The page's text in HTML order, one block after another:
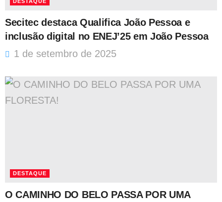
Secitec destaca Qualifica João Pessoa e
inclusão digital no ENEJ’25 em João Pessoa
1 de setembro de 2025
DESTAQUE
O CAMINHO DO BELO PASSA POR UMA